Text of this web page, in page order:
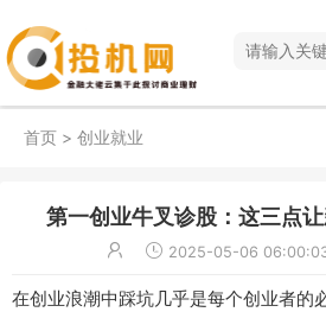
首页 > 创业就业
第一创业牛叉诊股：这三点
2025-05-06
在创业浪潮中踩坑几乎是每个创业者的